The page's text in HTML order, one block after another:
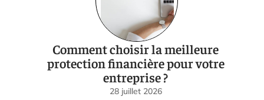
Comment choisir la meilleure
protection financière pour votre
entreprise ?
28 juillet 2026